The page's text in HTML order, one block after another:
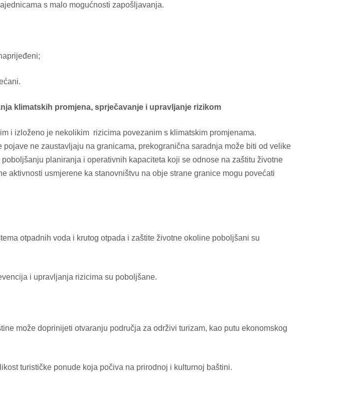
s malo mogućnosti zapošljavanja.
klimatskih promjena, sprječavanje i upravljanje rizikom
i izloženo je nekolikim rizicima povezanim s klimatskim promjenama.
ne zaustavljaju na granicama, prekogranična saradnja može biti od velike
planiranja i operativnih kapaciteta koji se odnose na zaštitu životne
aktivnosti usmjerene ka stanovništvu na obje strane granice mogu povećati
otpadnih voda i krutog otpada i zaštite životne okoline poboljšani su
i upravljanja rizicima su poboljšane.
može doprinijeti otvaranju područja za održivi turizam, kao putu ekonomskog
turističke ponude koja počiva na prirodnoj i kulturnoj baštini.